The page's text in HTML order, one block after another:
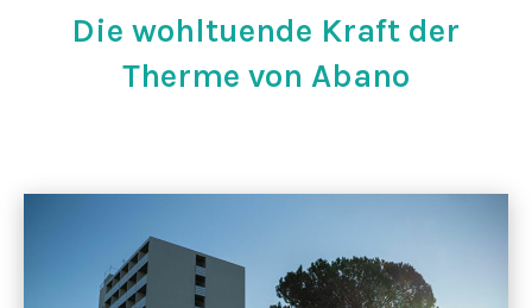
Die wohltuende Kraft der
Therme von Abano